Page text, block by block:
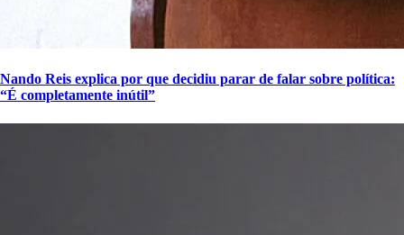
Nando Reis explica por que decidiu parar de falar sobre política:
“É completamente inútil”